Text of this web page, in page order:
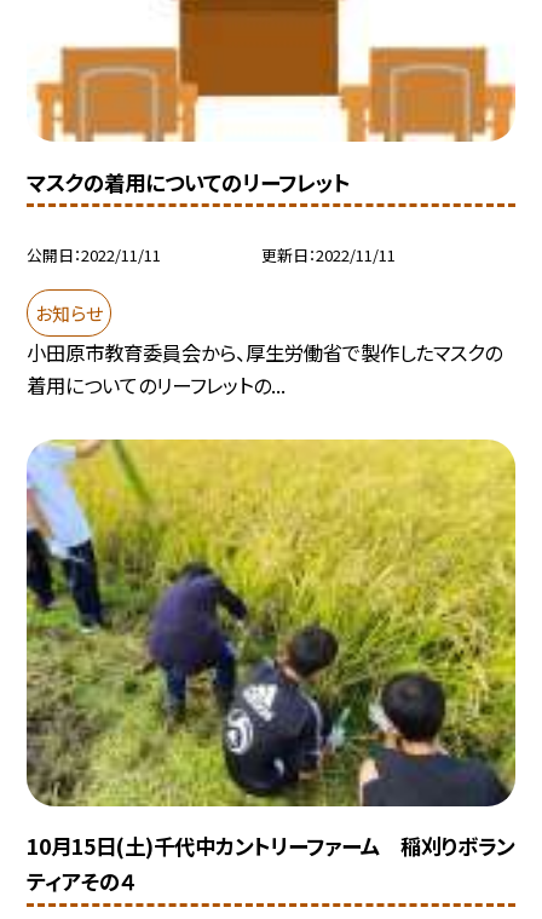
マスクの着用についてのリーフレット
公開日 2022/11/11 更新日 2022/11/11
お知らせ
小田原市教育委員会から、厚生労働省で製作したマスクの
着用についてのリーフレットの...
10月15日(土)千代中カントリーファーム 稲刈りボラン
ティアその４